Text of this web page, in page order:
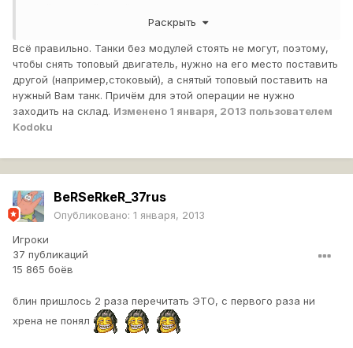
покупку другого совершенно не нужного модуля??
Раскрыть
Всё правильно. Танки без модулей стоять не могут, поэтому,
чтобы снять топовый двигатель, нужно на его место поставить
другой (например,стоковый), а снятый топовый поставить на
нужный Вам танк. Причём для этой операции не нужно
заходить на склад. Изменено 1 января, 2013 пользователем
Kodoku
BeRSeRkeR_37rus
Опубликовано: 1 января, 2013
Игроки
37 публикаций
15 865 боёв
блин пришлось 2 раза перечитать ЭТО, с первого раза ни
хрена не понял